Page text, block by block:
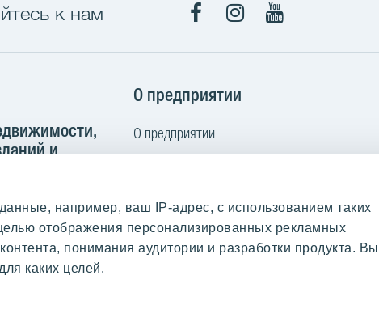
например, ваш IP-адрес, с использованием таких
отображения персонализированных рекламных
понимания аудитории и разработки продукта. Вы
каких целей.
к нам
и
О предприятии
О предприятии
Кодекс норм поведения
Выполненные работы и отзывы
Покупаем землю